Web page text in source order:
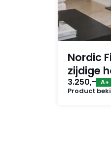
Nordic
zijdige
3.250,- A+
Product